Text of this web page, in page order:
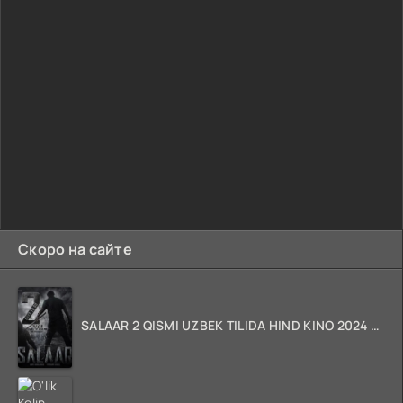
Скоро на сайте
SALAAR 2 QISMI UZBEK TILIDA HIND KINO 2024 TARJIMA 720p HD Skachat